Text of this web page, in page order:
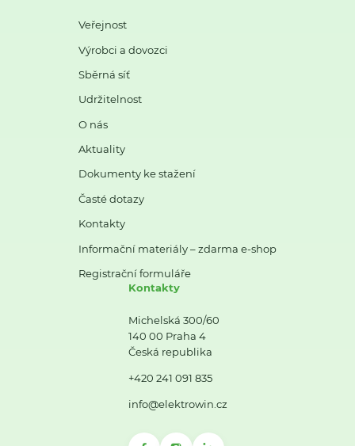
Veřejnost
Výrobci a dovozci
Sběrná síť
Udržitelnost
O nás
Aktuality
Dokumenty ke stažení
Časté dotazy
Kontakty
Informační materiály – zdarma e-shop
Registrační formuláře
Kontakty
Michelská 300/60
140 00 Praha 4
Česká republika
+420 241 091 835
info@elektrowin.cz